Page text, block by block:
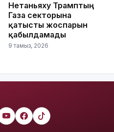
Нетаньяху Трамптың
Газа секторына
қатысты жоспарын
қабылдамады
9 тамыз, 2026